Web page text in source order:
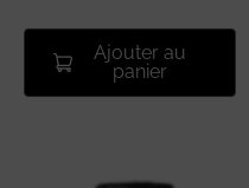
Ajouter au
panier